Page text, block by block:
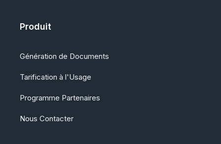
Produit
Génération de Documents
Tarification à l'Usage
Programme Partenaires
Nous Contacter